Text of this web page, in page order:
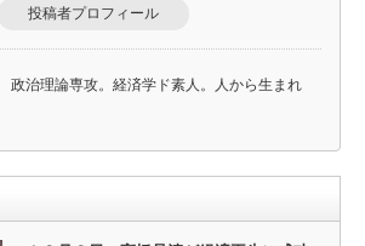
投稿者プロフィール
治理論専攻。経済学ド素人。人から生まれ